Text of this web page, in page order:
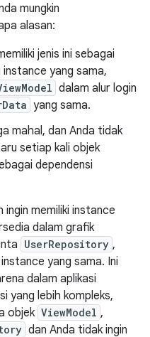
mungkin
alasan:
jenis ini sebagai
yang sama,
dalam alur login
yang sama.
mahal, dan Anda tidak
setiap kali objek
dependensi
ingin memiliki instance
dalam grafik
UserRepository ,
yang sama. Ini
dalam aplikasi
yang lebih kompleks,
objek ViewModel ,
dan Anda tidak ingin